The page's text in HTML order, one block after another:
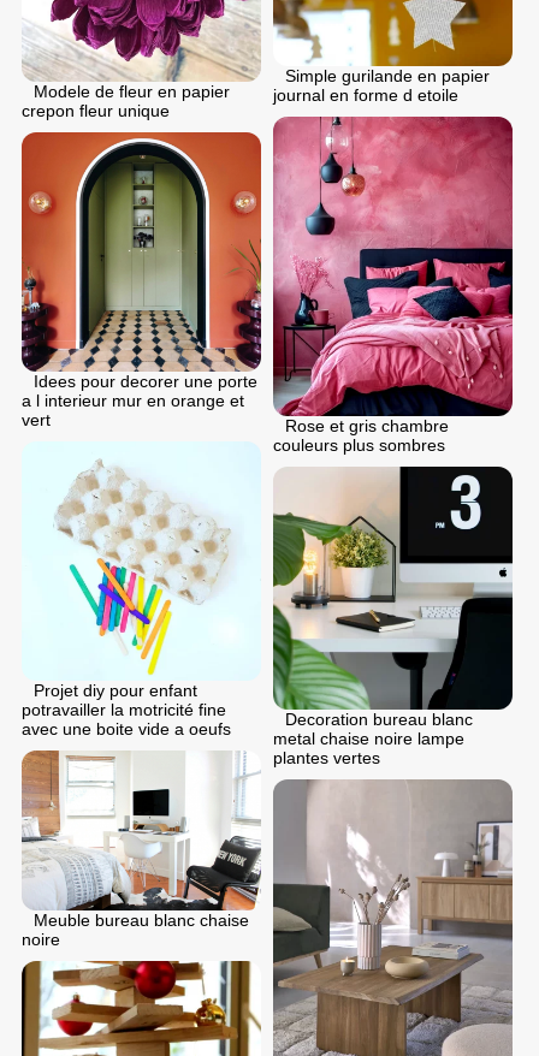
Modele de fleur en papier
crepon fleur unique
Simple gurilande en papier
journal en forme d etoile
Rose et gris chambre
couleurs plus sombres
Idees pour decorer une porte
a l interieur mur en orange et
vert
Projet diy pour enfant
potravailler la motricité fine
avec une boite vide a oeufs
Decoration bureau blanc
metal chaise noire lampe
plantes vertes
Meuble bureau blanc chaise
noire